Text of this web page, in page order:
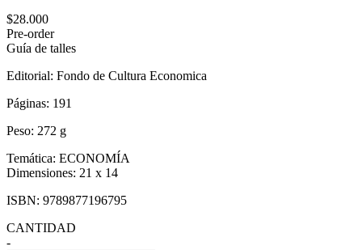
$28.000
Pre-order
Guía de talles
Editorial: Fondo de Cultura Economica
Páginas: 191
Peso: 272 g
Temática: ECONOMÍA
Dimensiones: 21 x 14
ISBN: 9789877196795
CANTIDAD
-